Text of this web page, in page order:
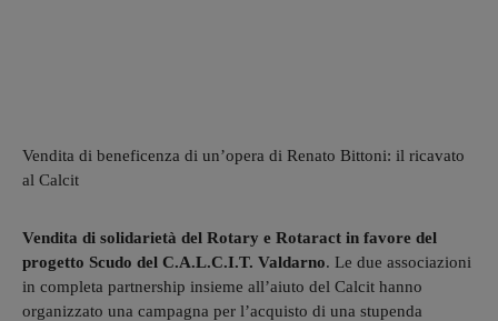
Vendita di beneficenza di un’opera di Renato Bittoni: il ricavato
al Calcit
Vendita di solidarietà del Rotary e Rotaract in favore del
progetto Scudo del C.A.L.C.I.T. Valdarno. Le due associazioni
in completa partnership insieme all’aiuto del Calcit hanno
organizzato una campagna per l’acquisto di una stupenda